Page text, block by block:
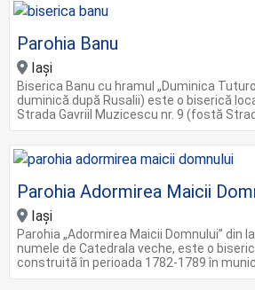
Parohia Banu
Iași
Biserica Banu cu hramul „Duminica
duminică după Rusalii) este o biserică
Strada Gavriil Muzicescu nr. 9 (fostă
Parohia Adormirea Maicii
Iași
Parohia „Adormirea Maicii Domnului” din
numele de Catedrala veche, este o
construită în perioada 1782-1789 în